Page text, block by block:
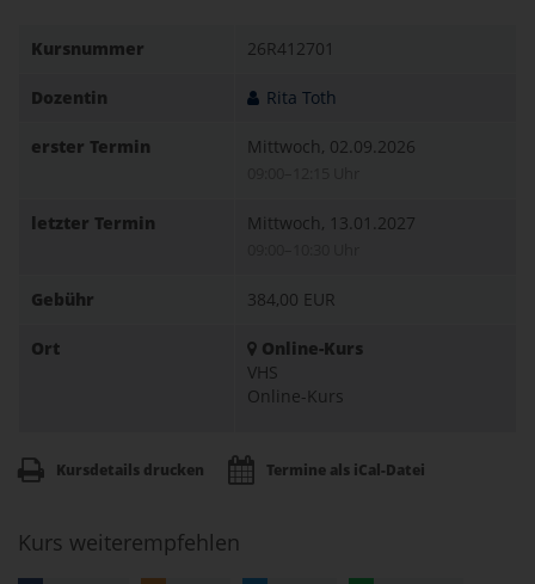
Kursnummer 26R412701
Dozentin Rita Toth
erster Termin Mittwoch, 02.09.2026
letzter Termin Mittwoch, 13.01.2027
Gebühr 384,00 EUR
Ort
Online-Kurs
VHS
Online-Kurs
Kursdetails drucken Termine als iCal-Datei
Kurs weiterempfehlen